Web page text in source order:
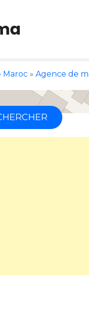
Maroc » Agence de